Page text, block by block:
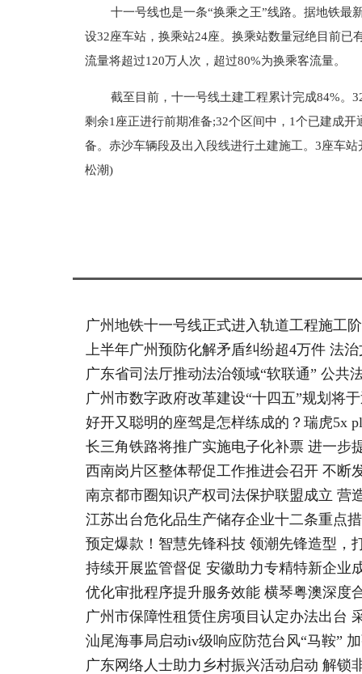
十一号线也是一条“换乘之王”线路。据地铁最
设32座车站，换乘站24座。换乘站数量冠绝目前
流量将超过120万人次，超过80%为换乘客流量。
截至目前，十一号线土建工程累计完成84%。
剩余1座正进行前期准备;32个区间中，1个已建成
备。赤沙车辆段及出入段线进行土建施工。3座车
松潮)
广州地铁十一号线正式进入轨道工程施工
上半年广州预防化解矛盾纠纷超4万件 法
广东省司法厅推动法治领域“软联通” 公共
广州市数字政府改革建设“十四五”规划将
好开又聪明的座驾是怎样练成的？瑞虎5x
长三角铁路将推广实施电子化补票 进一步
西南岗片区整体帮促工作推进会召开 不断
南京都市圈知识产权司法保护联盟成立 营
江苏出台危化品生产储存企业十二条重点
预定爆款！智慧先锋科技 领潮先锋造型，
持续开展监管督促 安徽助力专精特新企业
优化审批程序提升服务效能 横琴粤澳深度
广州市保障性租赁住房项目认定办法出台
汕尾海事局启动iv级响应防范台风“马鞍”
广东网络人士助力乡村振兴活动启动 解锁